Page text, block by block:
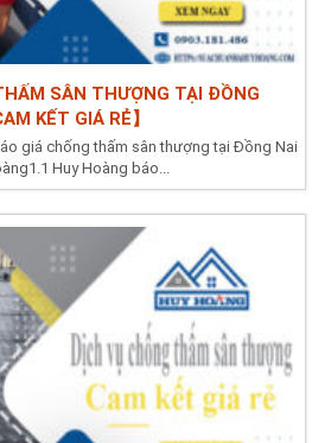
SÂN THƯỢNG TẠI ĐỒNG
KẾT GIÁ RẺ】
giá chống thấm sân thượng tại Đồng Nai
Huy Hoàng báo...